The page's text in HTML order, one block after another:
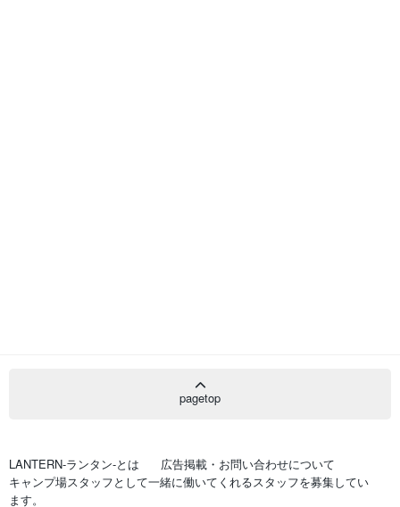
pagetop
LANTERN-ランタン-とは
広告掲載・お問い合わせについて
キャンプ場スタッフとして一緒に働いてくれるスタッフを募集してい
ます。